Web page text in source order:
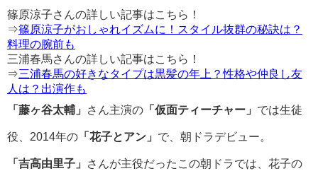
篠原涼子さんの詳しい記事はこちら！
⇒篠原涼子がおしゃれイズムに！スタイル抜群の秘訣は？
料理の腕前も
三浦春馬さんの詳しい記事はこちら！
⇒三浦春馬の好きなタイプは黒髪の年上？性格や仲良し友
人は？出演作も
「藤ヶ谷太輔」
さん主演の 「仮面ティーチャー」 では生徒
役、2014年の 「花子とアン」 で、朝ドラデビュー。
「吉高由里子」 さんが主役だったこの朝ドラでは、花子の